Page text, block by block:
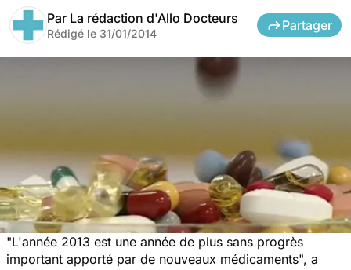
Par La rédaction d'Allo Docteurs
Rédigé le 31/01/2014
Partager
"L'année 2013 est une année de plus sans progrès
important apporté par de nouveaux médicaments", a